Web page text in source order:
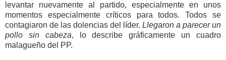
levantar nuevamente al partido, especialmente en unos
momentos especialmente críticos para todos. Todos se
contagiaron de las dolencias del líder. Llegaron a parecer un
pollo sin cabeza, lo describe gráficamente un cuadro
malagueño del PP.